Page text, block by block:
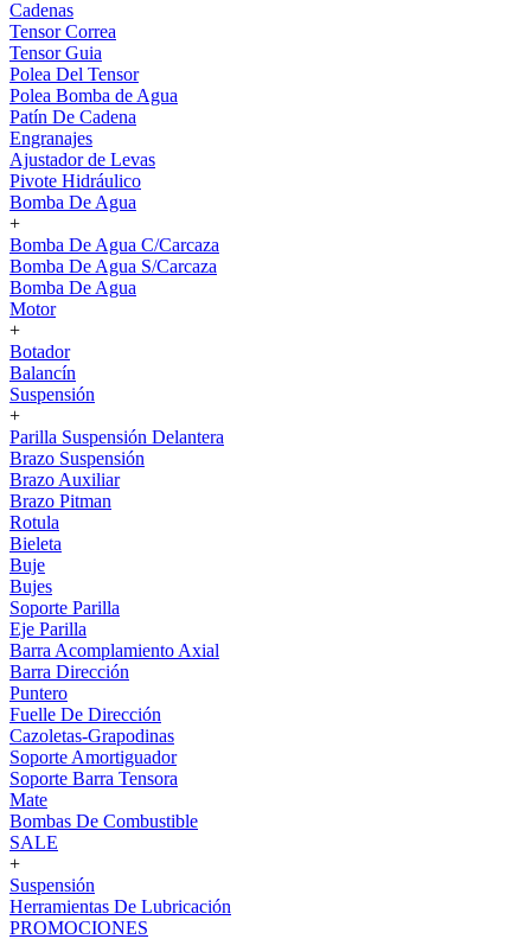
Cadenas
Tensor Correa
Tensor Guia
Polea Del Tensor
Polea Bomba de Agua
Patín De Cadena
Engranajes
Ajustador de Levas
Pivote Hidráulico
Bomba De Agua
+
Bomba De Agua C/Carcaza
Bomba De Agua S/Carcaza
Bomba De Agua
Motor
+
Botador
Balancín
Suspensión
+
Parilla Suspensión Delantera
Brazo Suspensión
Brazo Auxiliar
Brazo Pitman
Rotula
Bieleta
Buje
Bujes
Soporte Parilla
Eje Parilla
Barra Acomplamiento Axial
Barra Dirección
Puntero
Fuelle De Dirección
Cazoletas-Grapodinas
Soporte Amortiguador
Soporte Barra Tensora
Mate
Bombas De Combustible
SALE
+
Suspensión
Herramientas De Lubricación
PROMOCIONES